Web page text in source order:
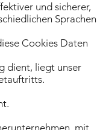
und sicherer,
Sprachen
Cookies Daten
dient, liegt unser
mit